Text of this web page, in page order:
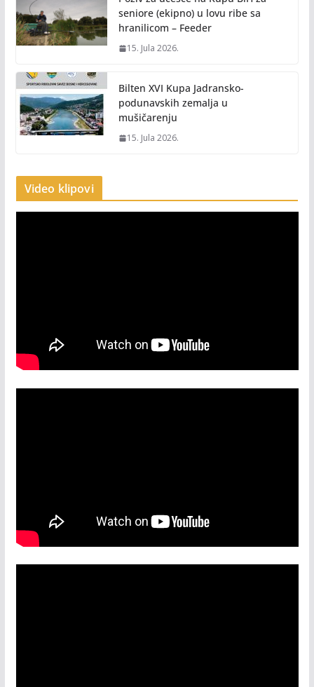
seniore (ekipno) u lovu ribe sa
hranilicom – Feeder
15. Jula 2026.
Bilten XVI Kupa Jadransko-
podunavskih zemalja u
mušičarenju
15. Jula 2026.
Video klipovi